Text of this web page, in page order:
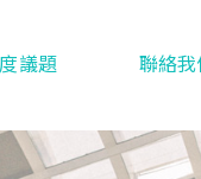
議題 聯絡